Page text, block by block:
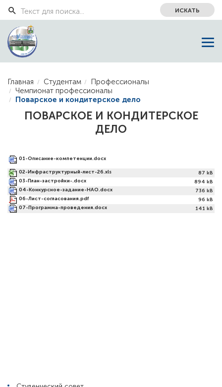
ИСКАТЬ
Главная Студентам
Профессионалы
Чемпионат профессионалы
Поварское и кондитерское дело
ПОВАРСКОЕ И КОНДИТЕРСКОЕ
ДЕЛО
01-Описание-компетенции.docx
02-Инфраструктурный-лист-26.xls
87 kB
03-План-застройки-.docx
894 kB
04-Конкурсное-задание-НАО.docx
736 kB
06-Лист-согласования.pdf
96 kB
07-Программа-проведения.docx
141 kB